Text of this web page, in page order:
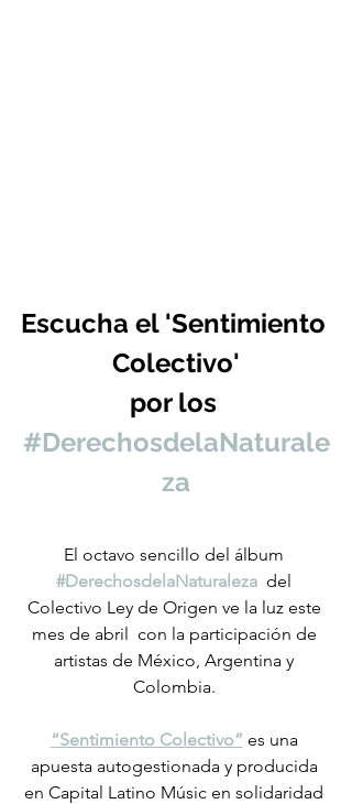
Escucha el 'Sentimiento
Colectivo'
por los
#DerechosdelaNaturale
za
El octavo sencillo del álbum
#DerechosdelaNaturaleza
  del
Colectivo Ley de Origen ve la luz este
mes de abril  con la participación de
artistas de México, Argentina y
Colombia.
“Sentimiento Colectivo” es una
apuesta autogestionada y producida
en Capital Latino Músic en solidaridad